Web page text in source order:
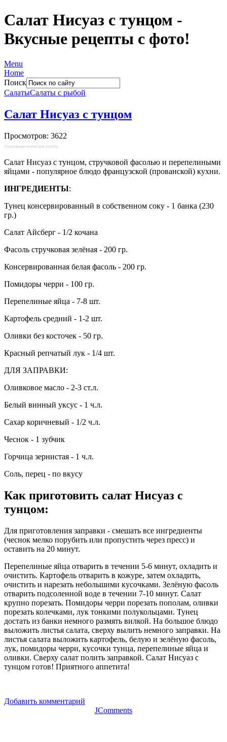
Салат Нисуаз с тунцом -
Вкусные рецепты с фото!
Menu
Home
Поиск
СалатыСалаты с рыбой
Салат Нисуаз с тунцом
Просмотров: 3622
Социальные кнопки для Joomla
Салат Нисуаз с тунцом, стручковой фасолью и перепелиными
яйцами - популярное блюдо французской (прованской) кухни.
ИНГРЕДИЕНТЫ:
Тунец консервированный в собственном соку - 1 банка (230
гр.)
Салат Айсберг - 1/2 кочана
Фасоль стручковая зелёная - 200 гр.
Консервированная белая фасоль - 200 гр.
Помидоры черри - 100 гр.
Перепелиные яйца - 7-8 шт.
Картофель средний - 1-2 шт.
Оливки без косточек - 50 гр.
Красный репчатый лук - 1/4 шт.
ДЛЯ ЗАПРАВКИ:
Оливковое масло - 2-3 ст.л.
Белый винный уксус - 1 ч.л.
Сахар коричневый - 1/2 ч.л.
Чеснок - 1 зубчик
Горчица зернистая - 1 ч.л.
Соль, перец - по вкусу
Как приготовить салат Нисуаз с
тунцом:
Для приготовления заправки - смешать все ингредиенты
(чеснок мелко порубить или пропустить через пресс) и
оставить на 20 минут.
Перепелиные яйца отварить в течении 5-6 минут, охладить и
очистить. Картофель отварить в кожуре, затем охладить,
очистить и нарезать небольшими кусочками. Зелёную фасоль
отварить подсоленной воде в течении 7-10 минут. Салат
крупно порезать. Помидоры черри порезать пополам, оливки
порезать колечками, лук тонкими полукольцами. Тунец
достать из банки немного размять вилкой. На большое блюдо
выложить листья салата, сверху вылить немного заправки. На
листья салата выложить картофель, белую и зелёную фасоль,
лук, помидоры черри, кусочки тунца, перепелиные яйца и
оливки. Сверху салат полить заправкой. Салат Нисуаз с
тунцом готов! Приятного аппетита!
Добавить комментарий
JComments